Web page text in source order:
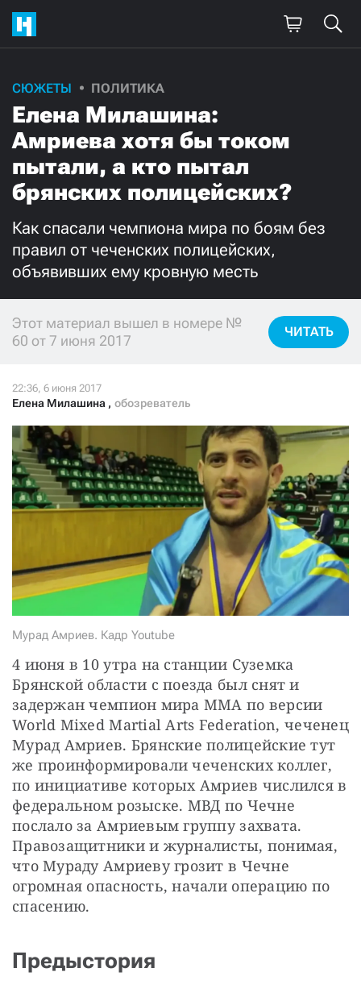
СЮЖЕТЫ ПОЛИТИКА
Елена Милашина:
Амриева хотя бы током
пытали, а кто пытал
брянских полицейских?
Как спасали чемпиона мира по боям без
правил от чеченских полицейских,
объявивших ему кровную месть
Этот материал вышел в номере №
60 от 7 июня 2017
ЧИТАТЬ
Елена Милашина , обозреватель
Мурад Амриев. Кадр Youtube
4 июня в 10 утра на станции Суземка
Брянской области с поезда был снят и
задержан чемпион мира ММА по версии
World Mixed Martial Arts Federation, чеченец
Мурад Амриев. Брянские полицейские тут
же проинформировали чеченских коллег,
по инициативе которых Амриев числился в
федеральном розыске. МВД по Чечне
послало за Амриевым группу захвата.
Правозащитники и журналисты, понимая,
что Мураду Амриеву грозит в Чечне
огромная опасность, начали операцию по
спасению.
Предыстория
Поддержите
нашу работу!
Ежемесячно Разово
3000 1000
500 300
Нажимая кнопку «Стать соучастником»,
я принимаю условия и подтверждаю свое гражданство РФ
Если у вас есть вопросы, пишите donate@novayagazeta.ruили
звоните:
+7 (929) 612-03-68